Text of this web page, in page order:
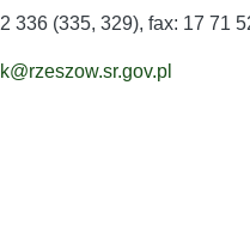
336 (335, 329), fax: 17 71